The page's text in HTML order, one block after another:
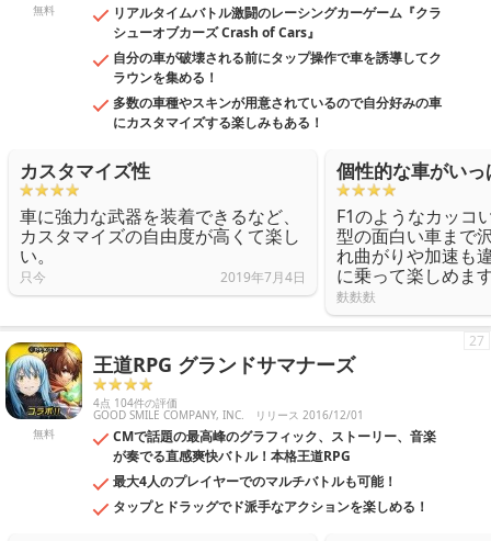
無料
リアルタイムバトル激闘のレーシングカーゲーム『クラ
シューオブカーズ Crash of Cars』
自分の車が破壊される前にタップ操作で車を誘導してク
ラウンを集める！
多数の車種やスキンが用意されているので自分好みの車
にカスタマイズする楽しみもある！
カスタマイズ性
車に強力な武器を装着できるなど、
カスタマイズの自由度が高くて楽し
い。
只今 2019年7月4日
個性的な車がいっ
F1のようなカッコ
型の面白い車まで
れ曲がりや加速も
に乗って楽しめま
麩麩麩
無料
王道RPG グランドサマナーズ
4点 104件の評価
GOOD SMILE COMPANY, INC. リリース 2016/12/01
CMで話題の最高峰のグラフィック、ストーリー、音楽
が奏でる直感爽快バトル！本格王道RPG
最大4人のプレイヤーでのマルチバトルも可能！
タップとドラッグでド派手なアクションを楽しめる！
27